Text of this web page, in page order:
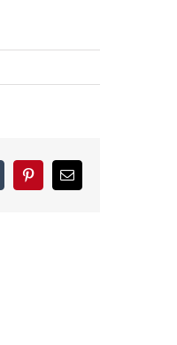
Tumblr PinterestEmail